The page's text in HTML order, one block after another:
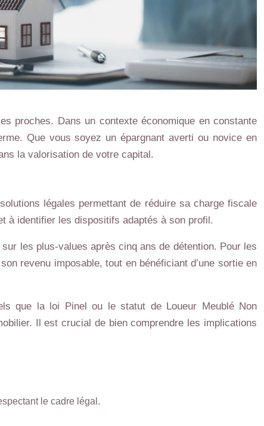
proches. Dans un contexte économique en constante
Que vous soyez un épargnant averti ou novice en
la valorisation de votre capital.
légales permettant de réduire sa charge fiscale
à identifier les dispositifs adaptés à son profil.
les plus-values après cinq ans de détention. Pour les
revenu imposable, tout en bénéficiant d’une sortie en
que la loi Pinel ou le statut de Loueur Meublé Non
Il est crucial de bien comprendre les implications
le cadre légal.